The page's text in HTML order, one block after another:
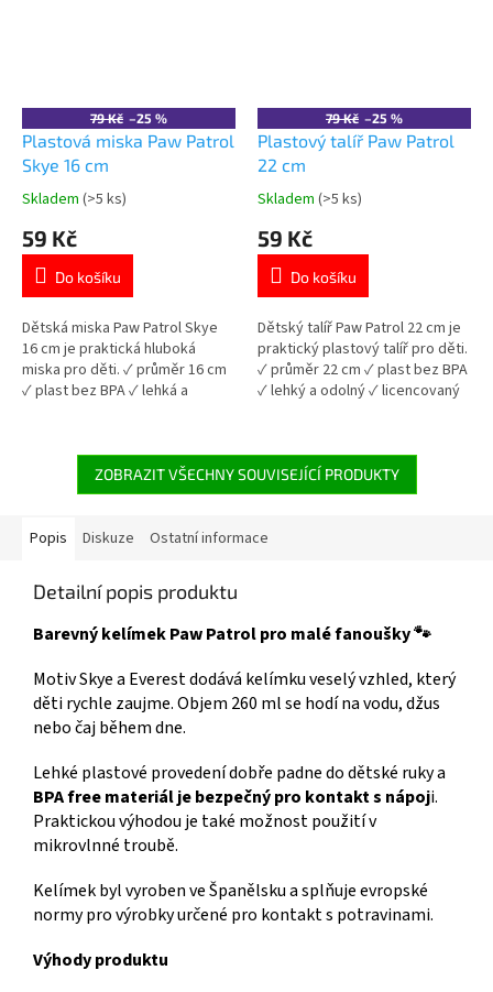
79 Kč –25 %
Plastová miska Paw Patrol
Skye 16 cm
Průměrné
produktu
5,0
5
hvězdiček.
Skladem (>5 ks)
59 Kč
Do košíku
Dětská miska Paw Patrol Skye
16 cm je praktická hluboká
miska pro děti. ✓ průměr 16 cm
✓ plast bez BPA ✓ lehká a
79 Kč –25 %
Plastový talíř Paw Patrol
22 cm
Průměrné
produktu
5,0
5
hvězdiček.
Skladem (>5 ks)
59 Kč
Do košíku
Dětský talíř Paw Patrol 22 cm je
praktický plastový talíř pro děti.
✓ průměr 22 cm ✓ plast bez BPA
✓ lehký a odolný ✓ licencovaný
ZOBRAZIT VŠECHNY SOUVISEJÍCÍ PRODUKTY
Popis Diskuze Ostatní informace
Detailní popis produktu
Barevný kelímek Paw Patrol pro malé fanoušky 🐾
Motiv Skye a Everest dodává kelímku veselý vzhled, který
děti rychle zaujme. Objem 260 ml se hodí na vodu, džus
nebo čaj během dne.
Lehké plastové provedení dobře padne do dětské ruky a
BPA free materiál je bezpečný pro kontakt s nápoji.
Praktickou výhodou je také možnost použití v
mikrovlnné troubě.
Kelímek byl vyroben ve Španělsku a splňuje evropské
normy pro výrobky určené pro kontakt s potravinami.
Výhody produktu